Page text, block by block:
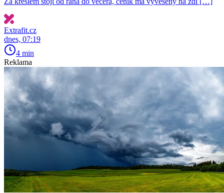
Extrafit.cz
dnes, 07:19
4 min
Reklama